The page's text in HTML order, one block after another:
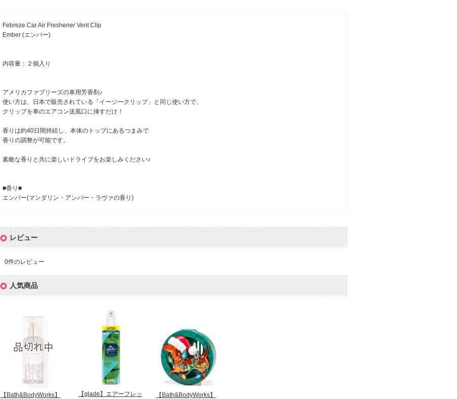
Febreze Car Air Freshener Vent Clip
Ember (エンバー)
内容量：２個入り
アメリカファブリーズの車用芳香剤♪
使い方は、日本で販売されている「イージークリップ」と同じ使い方で、
クリップを車のエアコン送風口に挿すだけ！
香りは約40日間持続し、本体のトップにあるつまみで
香りの調整が可能です。
素敵な香りと共に楽しいドライブをお楽しみください♪
■香り■
エンバー(マンダリン・アンバー・ラヴァの香り)
レビュー
0件のレビュー
人気商品
【Bath&BodyWorks】
【glade】エアーフレッ
【Bath&BodyWorks】